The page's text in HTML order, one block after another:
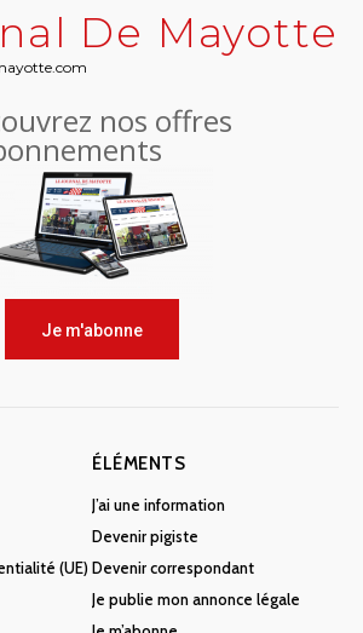
De Mayotte
nos offres
Je m'abonne
(UE)
ÉLÉMENTS
J’ai une information
Devenir pigiste
Devenir correspondant
Je publie mon annonce légale